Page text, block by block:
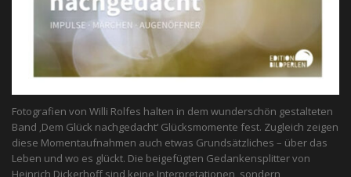
Fotografien von Willi Rolfes halten in dem wunderschön gestalteten
Band ‚Dem Glück nachgedacht‘ Glücksmomente fest. Zugleich zeigen
diese Momentaufnahmen auch etwas Grundsätzliches – über das
Leben und wo es glückt. Die beigefügten Gedankensplitter von
Heinrich Dickerhoff sind keine Interpretationen, sondern